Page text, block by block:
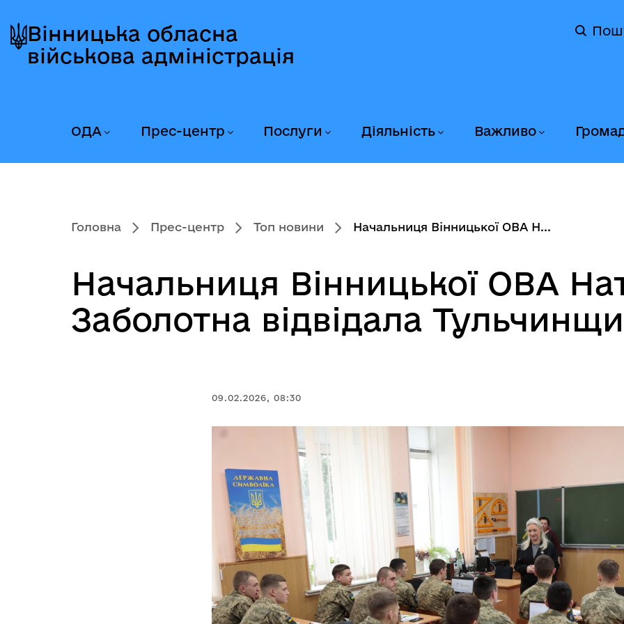
до
головного
до
головного
вмісту
до
головного
колонтитула
Вінницька обласна
військова адміністрація
ОДА Прес-центр Послуги Діяльність Важливо
Головна Прес-центр Топ новини Начальниця Вінницької ОВА Н...
Начальниця Вінницької ОВА
Заболотна відвідала
09.02.2026, 08:30